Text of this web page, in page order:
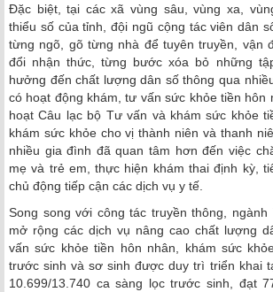
Đặc biệt, tại các xã vùng sâu, vùng xa,
thiểu số của tỉnh, đội ngũ cộng tác viên dân
từng ngõ, gõ từng nhà để tuyên truyền, vận
đổi nhận thức, từng bước xóa bỏ những
hưởng đến chất lượng dân số thông qua
có hoạt động khám, tư vấn sức khỏe tiền hôn
hoạt Câu lạc bộ Tư vấn và khám sức khỏe
khám sức khỏe cho vị thành niên và thanh
nhiều gia đình đã quan tâm hơn đến việc
mẹ và trẻ em, thực hiện khám thai định kỳ,
chủ động tiếp cận các dịch vụ y tế.
Song song với công tác truyền thông,
mở rộng các dịch vụ nâng cao chất lượng
vấn sức khỏe tiền hôn nhân, khám sức
trước sinh và sơ sinh được duy trì triển khai
10.699/13.740 ca sàng lọc trước sinh, đạt